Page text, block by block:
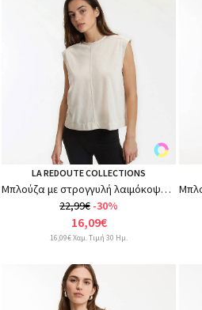
LA REDOUTE COLLECTIONS
Μπλούζα με στρογγυλή λαιμόκοψη, χωρίς μανίκια
22,99€ -30%
16,09€
16,09€ Χαμ. Τιμή 30 Ημ.